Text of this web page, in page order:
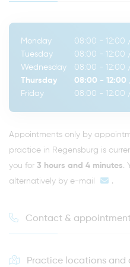
Monday 08:00 - 12:00
Tuesday
08:00 - 12:00
Wednesday
08:00 - 12:00
Thursday
08:00 - 12:00
Friday
08:00 - 12:00
Appointments only by
practice in Regensburg is
you for 3 hours and 4 minutes.
alternatively by e-mail .
Contact &
Practice locations and